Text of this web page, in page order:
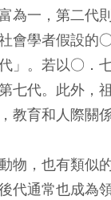
富為一，第二
會學者假設
」。若以○．
七代。此外，
教育和人際關
物，也有類似
代通常也成為